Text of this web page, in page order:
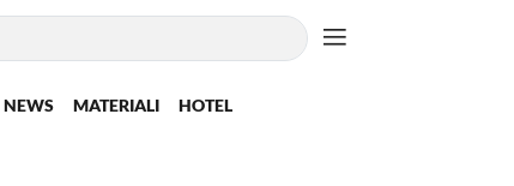
NEWS MATERIALI HOTEL